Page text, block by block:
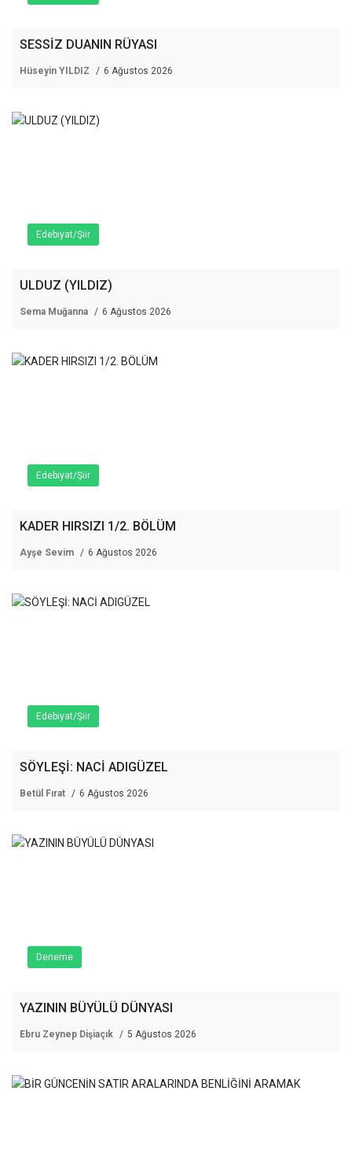
SESSİZ DUANIN RÜYASI
Hüseyin YILDIZ 6 Ağustos 2026
Edebiyat/Şiir
ULDUZ (YILDIZ)
Sema Muğanna 6 Ağustos 2026
Edebiyat/Şiir
KADER HIRSIZI 1/2. BÖLÜM
Ayşe Sevim 6 Ağustos 2026
Edebiyat/Şiir
SÖYLEŞİ: NACİ ADIGÜZEL
Betül Fırat 6 Ağustos 2026
Deneme
YAZININ BÜYÜLÜ DÜNYASI
Ebru Zeynep Dişiaçık 5 Ağustos 2026